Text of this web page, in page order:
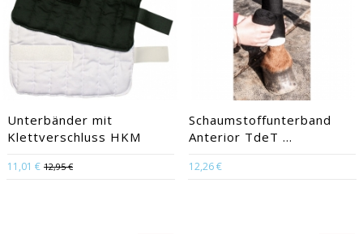
Unterbänder mit
Klettverschluss HKM
11,01 € 12,95 €
Schaumstoffunterband
Anterior TdeT ...
12,26 €